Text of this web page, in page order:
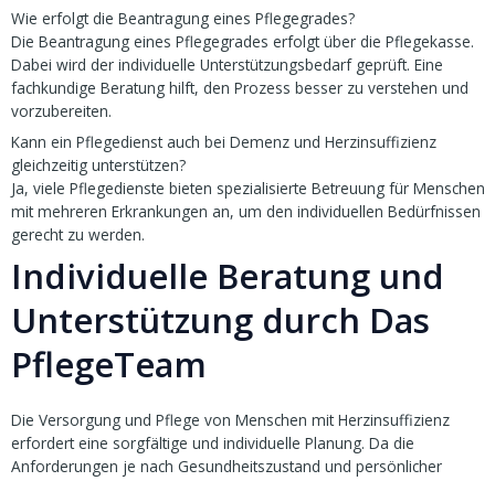
Wie erfolgt die Beantragung eines Pflegegrades?
Die Beantragung eines Pflegegrades erfolgt über die Pflegekasse.
Dabei wird der individuelle Unterstützungsbedarf geprüft. Eine
fachkundige Beratung hilft, den Prozess besser zu verstehen und
vorzubereiten.
Kann ein Pflegedienst auch bei Demenz und Herzinsuffizienz
gleichzeitig unterstützen?
Ja, viele Pflegedienste bieten spezialisierte Betreuung für Menschen
mit mehreren Erkrankungen an, um den individuellen Bedürfnissen
gerecht zu werden.
Individuelle Beratung und
Unterstützung durch Das
PflegeTeam
Die Versorgung und Pflege von Menschen mit Herzinsuffizienz
erfordert eine sorgfältige und individuelle Planung. Da die
Anforderungen je nach Gesundheitszustand und persönlicher